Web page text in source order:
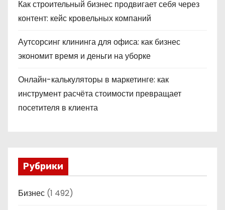
Как строительный бизнес продвигает себя через
контент: кейс кровельных компаний
Аутсорсинг клининга для офиса: как бизнес
экономит время и деньги на уборке
Онлайн-калькуляторы в маркетинге: как
инструмент расчёта стоимости превращает
посетителя в клиента
Рубрики
Бизнес (1 492)